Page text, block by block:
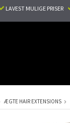
LAVEST MULIGE PRISER
ÆGTE HAIR EXTENSIONS